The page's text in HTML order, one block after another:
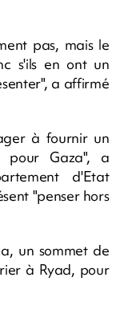
pas, mais le
s'ils en ont un
a affirmé
à fournir un
pour Gaza", a
d'Etat
"penser hors
un sommet de
à Ryad, pour